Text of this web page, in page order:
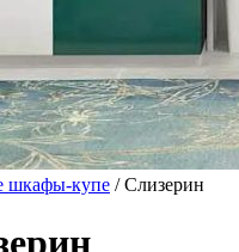
шкафы-купе / Слизерин